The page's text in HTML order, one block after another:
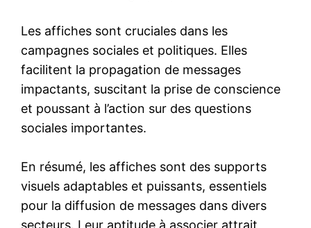
Les affiches sont cruciales dans les
campagnes sociales et politiques. Elles
facilitent la propagation de messages
impactants, suscitant la prise de conscience
et poussant à l’action sur des questions
sociales importantes.
En résumé, les affiches sont des supports
visuels adaptables et puissants, essentiels
pour la diffusion de messages dans divers
secteurs. Leur aptitude à associer attrait